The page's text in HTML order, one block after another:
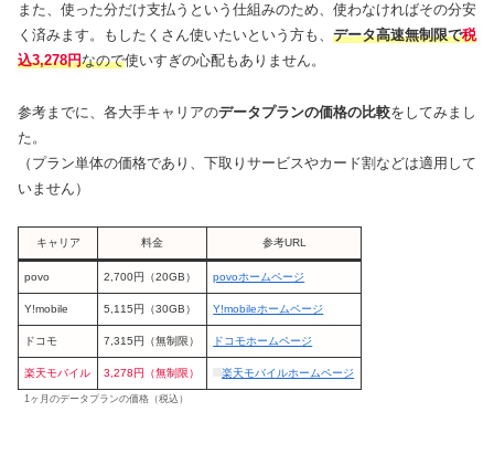
また、使った分だけ支払うという仕組みのため、使わなければその分安
く済みます。もしたくさん使いたいという方も、 データ高速無制限で税
込3,278円なので使いすぎの心配もありません。
参考までに、各大手キャリアのデータプランの価格の比較をしてみまし
た。
（プラン単体の価格であり、下取りサービスやカード割などは適用して
いません）
キャリア 料金 参考URL
povo 2,700円（20GB） povoホームページ
Y!mobile 5,115円（30GB） Y!mobileホームページ
ドコモ 7,315円（無制限） ドコモホームページ
楽天モバイル 3,278円 （無制限） 楽天モバイルホームページ
1ヶ月のデータプランの価格（税込）